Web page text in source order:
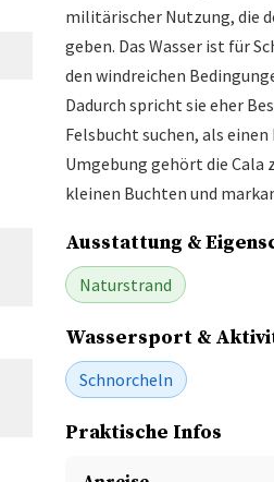
militärischer Nutzung, die
geben. Das Wasser ist für
den windreichen
Dadurch spricht sie eher
Felsbucht suchen, als
Umgebung gehört die
kleinen Buchten und
Ausstattung &
Naturstrand
Wassersport &
Schnorcheln
Praktische Infos